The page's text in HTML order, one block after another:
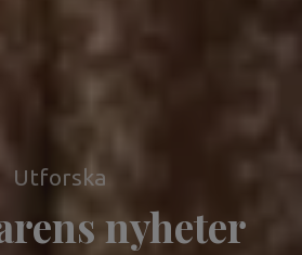
Utforska
nyheter